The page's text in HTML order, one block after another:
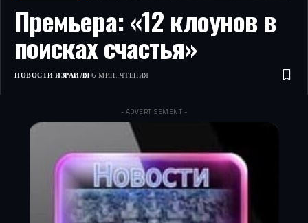
Премьера: «12 клоунов в
поисках счастья»
НОВОСТИ ИЗРАИЛЯ 6 МИН. ЧТЕНИЯ
- ADVERTISEMENT -